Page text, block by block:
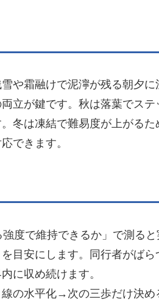
や霜融けで泥濘が残る朝夕
立が鍵です。秋は落葉でステ
冬は凍結で難易度が上がる
できます。
度で維持できるか」で測る
目安にします。同行者がば
に収め続けます。
の水平化→次の三歩だけ決め